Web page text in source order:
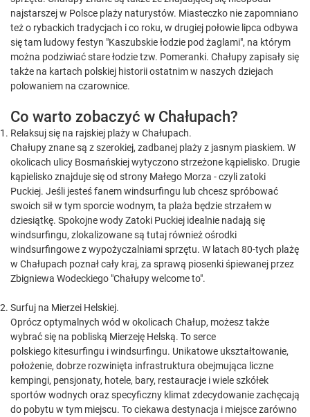
najstarszej w Polsce plaży naturystów. Miasteczko nie zapomniano
też o rybackich tradycjach i co roku, w drugiej połowie lipca odbywa
się tam ludowy festyn "Kaszubskie łodzie pod żaglami", na którym
można podziwiać stare łodzie tzw. Pomeranki. Chałupy zapisały się
także na kartach polskiej historii ostatnim w naszych dziejach
polowaniem na czarownice.
Co warto zobaczyć w Chałupach?
Relaksuj się na rajskiej plaży w Chałupach.
Chałupy znane są z szerokiej, zadbanej plaży z jasnym piaskiem. W
okolicach ulicy Bosmańskiej wytyczono strzeżone kąpielisko. Drugie
kąpielisko znajduje się od strony Małego Morza - czyli zatoki
Puckiej. Jeśli jesteś fanem windsurfingu lub chcesz spróbować
swoich sił w tym sporcie wodnym, ta plaża będzie strzałem w
dziesiątkę. Spokojne wody Zatoki Puckiej idealnie nadają się
windsurfingu, zlokalizowane są tutaj również ośrodki
windsurfingowe z wypożyczalniami sprzętu. W latach 80-tych plażę
w Chałupach poznał cały kraj, za sprawą piosenki śpiewanej przez
Zbigniewa Wodeckiego "Chałupy welcome to".
Surfuj na Mierzei Helskiej.
Oprócz optymalnych wód w okolicach Chałup, możesz także
wybrać się na pobliską Mierzeję Helską. To serce
polskiego kitesurfingu i windsurfingu. Unikatowe ukształtowanie,
położenie, dobrze rozwinięta infrastruktura obejmująca liczne
kempingi, pensjonaty, hotele, bary, restauracje i wiele szkółek
sportów wodnych oraz specyficzny klimat zdecydowanie zachęcają
do pobytu w tym miejscu. To ciekawa destynacja i miejsce zarówno